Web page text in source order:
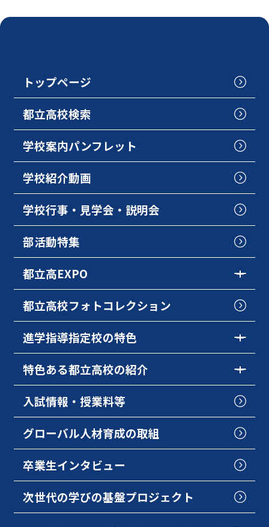
トップページ
都立高校検索
学校案内パンフレット
学校紹介動画
学校行事・見学会・説明会
部活動特集
都立高EXPO
都立高校フォトコレクション
進学指導指定校の特色
特色ある都立高校の紹介
入試情報・授業料等
グローバル人材育成の取組
卒業生インタビュー
次世代の学びの基盤プロジェクト